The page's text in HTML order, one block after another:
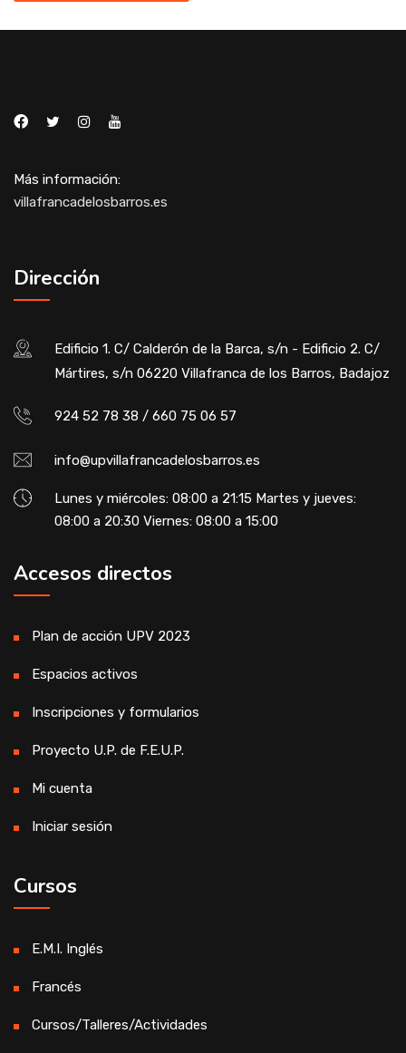
Más información:
villafrancadelosbarros.es
Dirección
Edificio 1. C/ Calderón de la Barca, s/n - Edificio 2. C/
Mártires, s/n 06220 Villafranca de los Barros, Badajoz
924 52 78 38 / 660 75 06 57
info@upvillafrancadelosbarros.es
Lunes y miércoles: 08:00 a 21:15 Martes y jueves:
08:00 a 20:30 Viernes: 08:00 a 15:00
Accesos directos
Plan de acción UPV 2023
Espacios activos
Inscripciones y formularios
Proyecto U.P. de F.E.U.P.
Mi cuenta
Iniciar sesión
Cursos
E.M.I. Inglés
Francés
Cursos/Talleres/Actividades